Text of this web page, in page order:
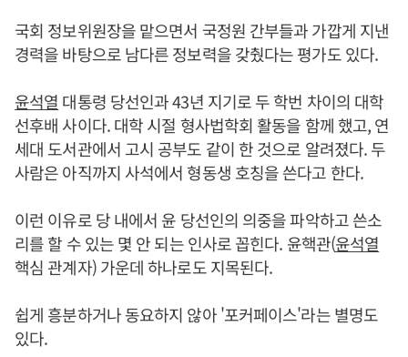
국회 정보위원장을 맡으면서 국정원 간부들과 가깝게 지낸
경력을 바탕으로 남다른 정보력을 갖췄다는 평가도 있다.
윤석열 대통령 당선인과 43년 지기로 두 학번 차이의 대학
선후배 사이다. 대학 시절 형사법학회 활동을 함께 했고, 연
세대 도서관에서 고시 공부도 같이 한 것으로 알려졌다. 두
사람은 아직까지 사석에서 형동생 호칭을 쓴다고 한다.
이런 이유로 당 내에서 윤 당선인의 의중을 파악하고 쓴소
리를 할 수 있는 몇 안 되는 인사로 꼽힌다. 윤핵관(윤석열
핵심 관계자) 가운데 하나로도 지목된다.
쉽게 흥분하거나 동요하지 않아 '포커페이스'라는 별명도
있다.